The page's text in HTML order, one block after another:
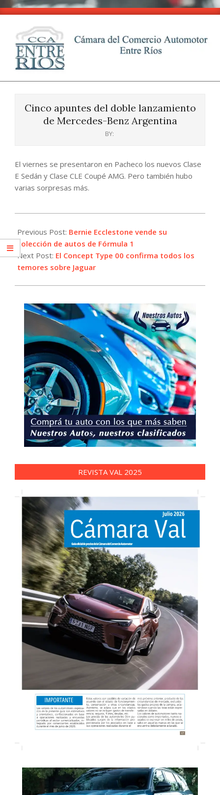
Skip
content
CCA
Entre
Cinco apuntes del doble lanzamiento
de Mercedes-Benz Argentina
BY:
El viernes se presentaron en Pacheco los nuevos Clase
E Sedán y Clase CLE Coupé AMG. Pero también hubo
varias sorpresas más.
12-
02
Previous Post: Bernie Ecclestone vende su
colección de autos de Fórmula 1
Next Post: El Concept Type 00 confirma todos los
temores sobre Jaguar
REVISTA VAL 2025